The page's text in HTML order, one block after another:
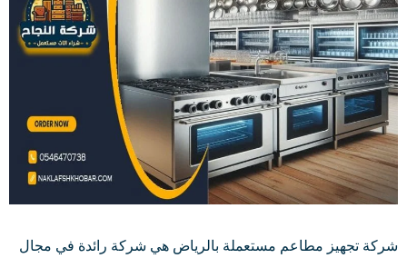
شركة تجهيز مطاعم مستعملة بالرياض هي شركة رائدة في مجال